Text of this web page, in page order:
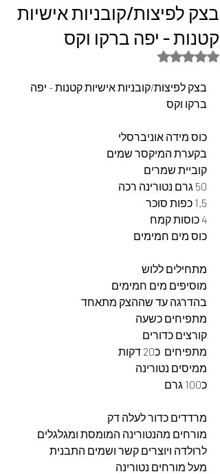
בצק לפיצות/קובניות אישיות
קטנות - יפה ברקו וקס
דירוג של NaN מתוך 5 כוכבים
בצק לפיצות/קובניות אישיות קטנות - יפה
ברקו וקס
כוס מידה אוניברסלי
בקערת המיקסר שמים
קוביית שמרים
50 גרם נטורינה רכה
1.5 כפות סוכר
4 כוסות קמח
כוס מים חמימים
מתחילים ללוש
מוסיפים מים חמימים
בהדרגה עד שההצק מתאחד
מתפיחים כשעה
קורצים כדורים
מתפיחים  כ20 דקות
ממיסים נטורינה
כ100 גרם
מרדדים כדור לעלה דק
מורחים מהנטורינה המומסת ומגלגלים
לרולדה ויוצרים קשר ושמים התבנית
מעל מורחים נטורינה